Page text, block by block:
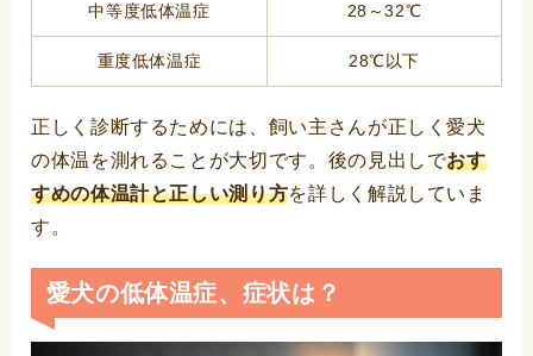
中等度低体温症 28～32℃
重度低体温症 28℃以下
正しく診断するためには、飼い主さんが正しく愛犬
の体温を測れることが大切です。後の見出しでおす
すめの体温計と正しい測り方を詳しく解説していま
す。
愛犬の低体温症、症状は？